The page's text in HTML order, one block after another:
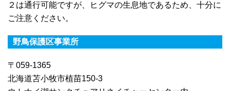
２は通行可能ですが、ヒグマの生息地であるため、十分に
ご注意ください。
野鳥保護区事業所
〒059-1365
北海道苫小牧市植苗150-3